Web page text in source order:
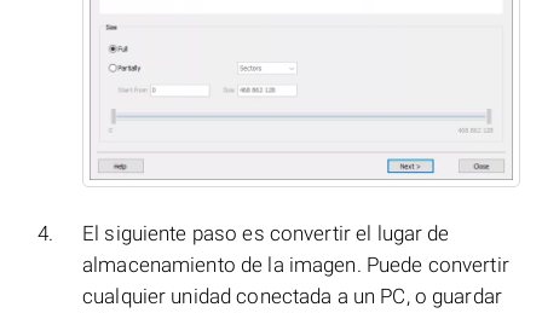
El siguiente paso es convertir el lugar de
almacenamiento de la imagen. Puede convertir
cualquier unidad conectada a un PC, o guardar